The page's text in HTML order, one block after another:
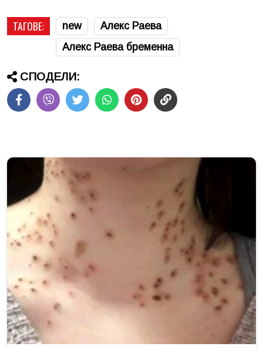
ТАГОВЕ: new
Алекс Раева
Алекс Раева бременна
СПОДЕЛИ: